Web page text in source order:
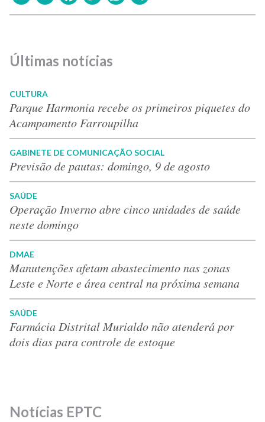
Últimas notícias
CULTURA
Parque Harmonia recebe os primeiros piquetes do
Acampamento Farroupilha
GABINETE DE COMUNICAÇÃO SOCIAL
Previsão de pautas: domingo, 9 de agosto
SAÚDE
Operação Inverno abre cinco unidades de saúde
neste domingo
DMAE
Manutenções afetam abastecimento nas zonas
Leste e Norte e área central na próxima semana
SAÚDE
Farmácia Distrital Murialdo não atenderá por
dois dias para controle de estoque
Notícias EPTC